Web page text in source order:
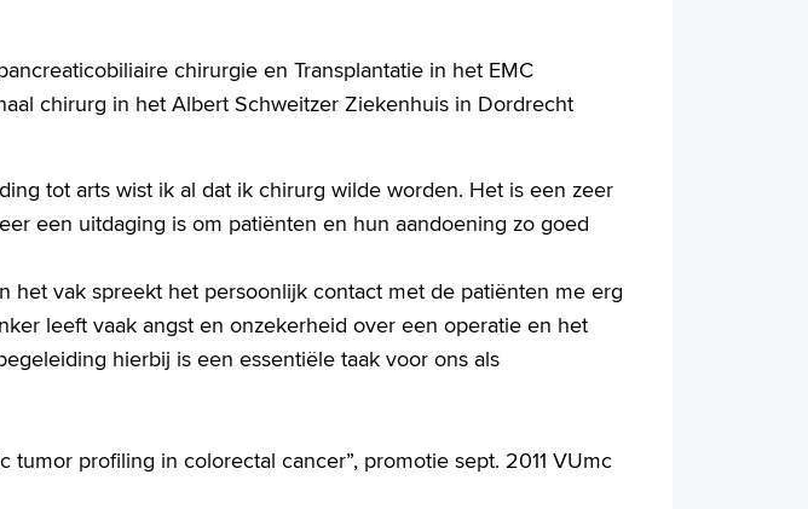
chirurgie en Transplantatie in het EMC
chirurg in het Albert Schweitzer Ziekenhuis in Dordrecht
tot arts wist ik al dat ik chirurg wilde worden. Het is een zeer
een uitdaging is om patiënten en hun aandoening zo goed
het vak spreekt het persoonlijk contact met de patiënten me erg
leeft vaak angst en onzekerheid over een operatie en het
hierbij is een essentiële taak voor ons als
tumor profiling in colorectal cancer”, promotie sept. 2011 VUmc